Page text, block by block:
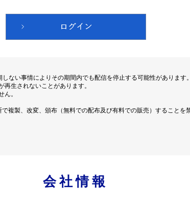
ない事情によりその期間内でも配信を停止する可能性があります。
生されないことがあります。
ん。
複製、改変、頒布（無料での配布及び有料での販売）することを
会社情報